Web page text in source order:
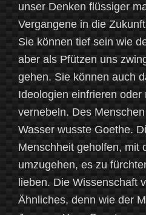
unser Denken flüssiger
Vergangene in die
Sie können tief sein wie
aber als Pfützen uns
gehen. Sie können auch
Ideologien einfrieren
vernebeln. Des
Wasser wusste Goethe.
Menschheit geholfen, mit
umzugehen, es zu
lieben. Die Wissenschaft
Ähnliches, denn wie der